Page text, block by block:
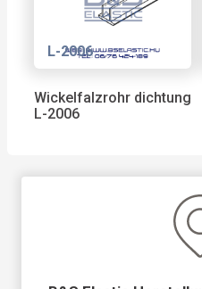
L-2006
Wickelfalzrohr dichtung
L-2006